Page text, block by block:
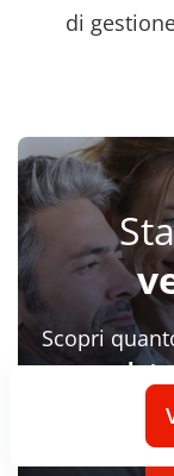
di
Scopri
una